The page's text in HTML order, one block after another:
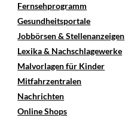
Fernsehprogramm
Gesundheitsportale
Jobbörsen & Stellenanzeigen
Lexika & Nachschlagewerke
Malvorlagen für Kinder
Mitfahrzentralen
Nachrichten
Online Shops